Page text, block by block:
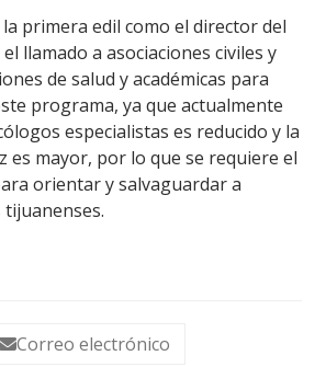
primera edil como el director del
llamado a asociaciones civiles y
de salud y académicas para
programa, ya que actualmente
especialistas es reducido y la
es mayor, por lo que se requiere el
orientar y salvaguardar a
Correo electrónico